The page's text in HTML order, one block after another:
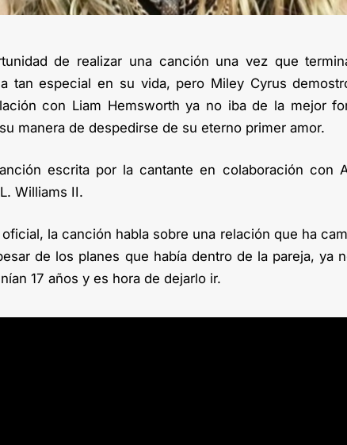
de realizar una canción una vez que
tan especial en su vida, pero Miley Cyrus
con Liam Hemsworth ya no iba de la mejor
manera de despedirse de su eterno primer amor.
escrita por la cantante en colaboración con
Williams II.
la canción habla sobre una relación que ha
de los planes que había dentro de la pareja, ya
17 años y es hora de dejarlo ir.